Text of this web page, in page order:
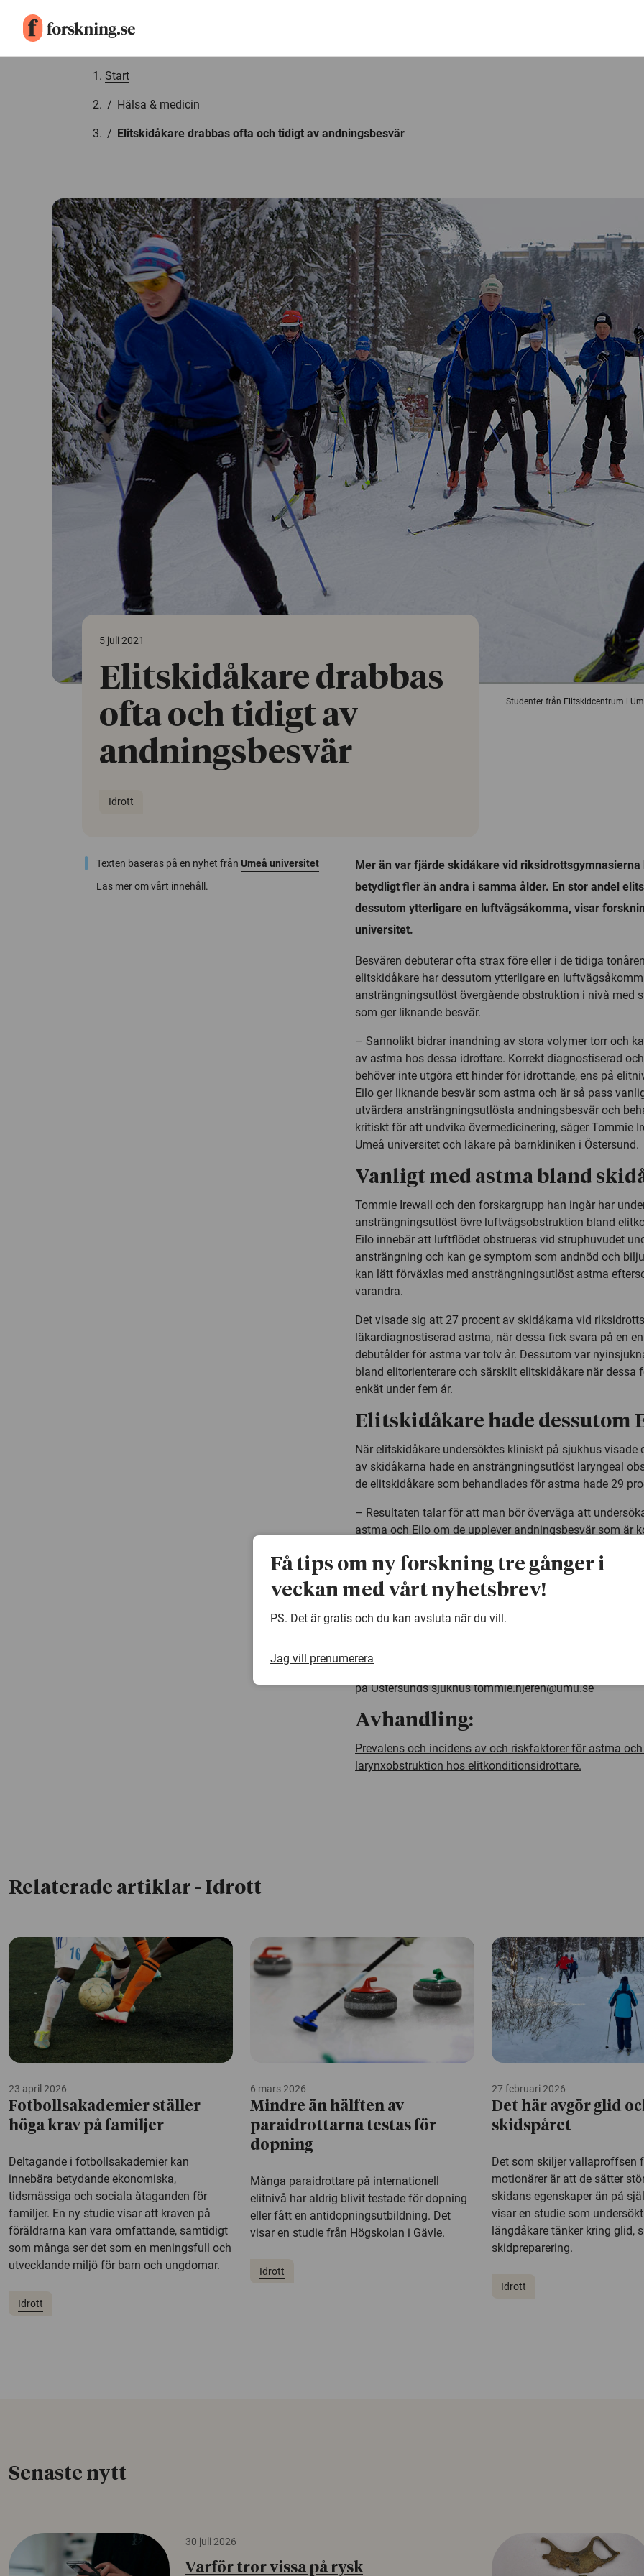
Start
/ Hälsa & medicin
/ Elitskidåkare drabbas ofta och tidigt av andningsbesvär
Studenter från Elitskidcentrum i
5 juli 2021
Elitskidåkare drabbas
ofta och tidigt av
andningsbesvär
Idrott
Texten baseras på en nyhet från Umeå universitet
Läs mer om vårt innehåll.
Mer än var fjärde skidåkare vid riksidrottsgymnasierna
betydligt fler än andra i samma ålder. En stor andel
dessutom ytterligare en luftvägsåkomma, visar
universitet.
Besvären debuterar ofta strax före eller i de tidiga
elitskidåkare har dessutom ytterligare en
ansträngningsutlöst övergående obstruktion i nivå med
som ger liknande besvär.
– Sannolikt bidrar inandning av stora volymer torr och
av astma hos dessa idrottare. Korrekt diagnostiserad
behöver inte utgöra ett hinder för idrottande, ens på
Eilo ger liknande besvär som astma och är så pass
utvärdera ansträngningsutlösta andningsbesvär och
kritiskt för att undvika övermedicinering, säger Tommie
Umeå universitet och läkare på barnkliniken i Östersund.
Vanligt med astma bland
Tommie Irewall och den forskargrupp han ingår har
ansträngningsutlöst övre luftvägsobstruktion bland
Eilo innebär att luftflödet obstrueras vid struphuvudet
ansträngning och kan ge symptom som andnöd och
kan lätt förväxlas med ansträngningsutlöst astma
varandra.
Det visade sig att 27 procent av skidåkarna vid
läkardiagnostiserad astma, när dessa fick svara på en
debutålder för astma var tolv år. Dessutom var
bland elitorienterare och särskilt elitskidåkare när dessa
enkät under fem år.
Elitskidåkare hade dessutom
När elitskidåkare undersöktes kliniskt på sjukhus visade
av skidåkarna hade en ansträngningsutlöst laryngeal
de elitskidåkare som behandlades för astma hade 29
– Resultaten talar för att man bör överväga att
astma och Eilo om de upplever andningsbesvär som är
Totalt deltog 591 skidåkare och orienterare i
förekomst och nyinsjuknande av astma. I den kliniska
Tommie Irewall, doktorand vid Umeå universitet och ST-
på Östersunds sjukhustommie.hjeren@umu.se
Avhandling:
Prevalens och incidens av och riskfaktorer för astma
larynxobstruktion hos elitkonditionsidrottare.
Relaterade artiklar - Idrott
23 april 2026
Fotbollsakademier ställer
höga krav på familjer
Deltagande i fotbollsakademier kan
innebära betydande ekonomiska,
tidsmässiga och sociala åtaganden för
familjer. En ny studie visar att kraven på
föräldrarna kan vara omfattande, samtidigt
som många ser det som en meningsfull och
utvecklande miljö för barn och ungdomar.
Idrott
6 mars 2026
Mindre än hälften av
paraidrottarna testas för
dopning
Många paraidrottare på internationell
elitnivå har aldrig blivit testade för dopning
eller fått en antidopningsutbildning. Det
visar en studie från Högskolan i Gävle.
Idrott
27 februari 2026
Det här avgör glid
skidspåret
Det som skiljer vallaproffsen
motionärer är att de sätter
skidans egenskaper än på
visar en studie som
längdåkare tänker kring glid,
skidpreparering.
Idrott
Senaste nytt
30 juli 2026
Varför tror vissa på rysk
Få tips om ny forskning tre gånger i
veckan med vårt nyhetsbrev!
PS. Det är gratis och du kan avsluta när du vill.
Jag vill prenumerera